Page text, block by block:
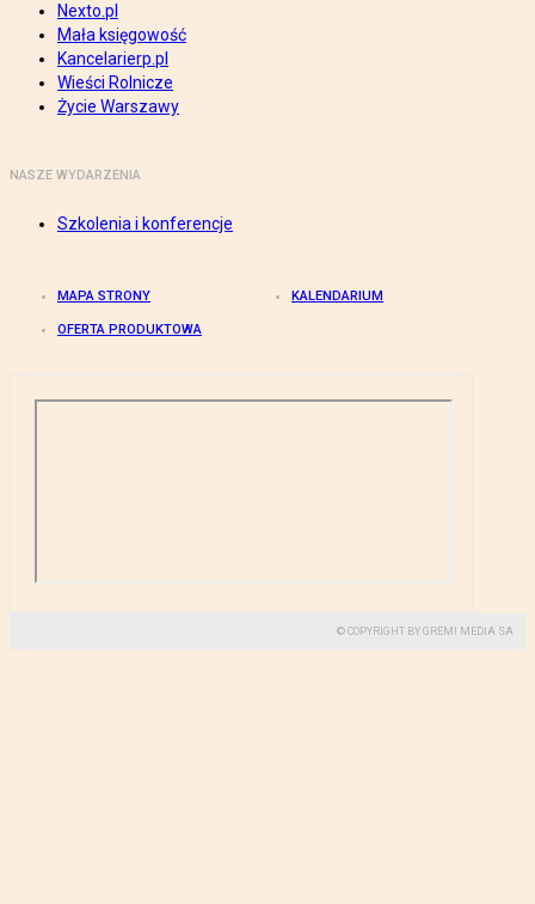
Nexto.pl
Mała księgowość
Kancelarierp.pl
Wieści Rolnicze
Życie Warszawy
NASZE WYDARZENIA
Szkolenia i konferencje
MAPA STRONY KALENDARIUM
OFERTA PRODUKTOWA
© COPYRIGHT BY GREMI MEDIA SA